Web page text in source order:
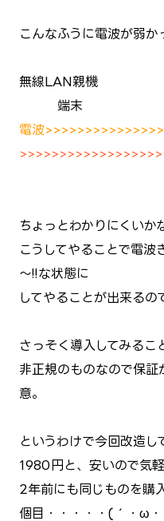
こんなふうに電波が弱か
無線LAN親
→ 端末
電波
ちょっとわかりにくいか
こうしてやることで電
～─!!な状態に
してやることが出来るの
さっそく導入してみるこ
非正規のものなので保証
意。
というわけで今回改造
1980円と、安いので気
2年前にも同じものを購
個目・・・・・(´・ω・